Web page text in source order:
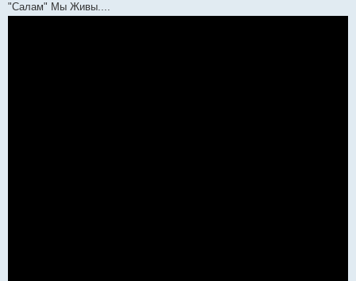
"Салам" Мы Живы....